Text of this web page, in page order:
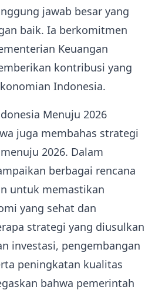
jawab besar yang
baik. Ia berkomitmen
Keuangan
kontribusi yang
Indonesia.
Menuju 2026
juga membahas strategi
2026. Dalam
berbagai rencana
untuk memastikan
yang sehat dan
strategi yang diusulkan
investasi, pengembangan
peningkatan kualitas
bahwa pemerintah